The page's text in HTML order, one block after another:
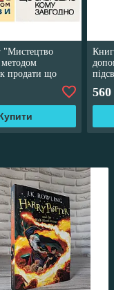
"Мистецтво
методом
продати що
560